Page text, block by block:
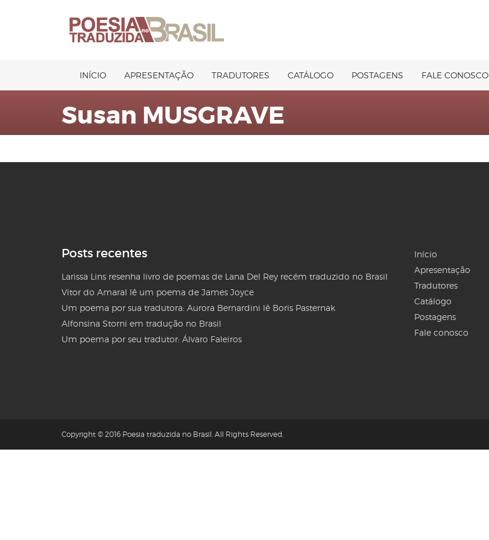
INÍCIO APRESENTAÇÃO TRADUTORES CATÁLOGO POSTAGENS FALE CONOSCO
Susan MUSGRAVE
Posts recentes
Larissa Lins resenha livro de poemas de Lana Del Rey recém traduzido no Brasil
Vitor do Amaral lê um poema de James Joyce
Um poema por sua tradutora: Aurora Bernardini lê Boris Pasternak
Alfonsina Storni em tradução no Brasil
Um poema por seu tradutor: Álvaro Faleiros
Início
Apresentação
Tradutores
Catálogo
Postagens
Fale conosco
Copyright © 2016 Poesia traduzida no Brasil. All Rights Reserved.